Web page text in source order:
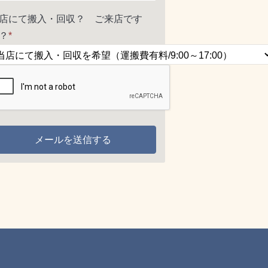
にて搬入・回収？ ご来店です
*